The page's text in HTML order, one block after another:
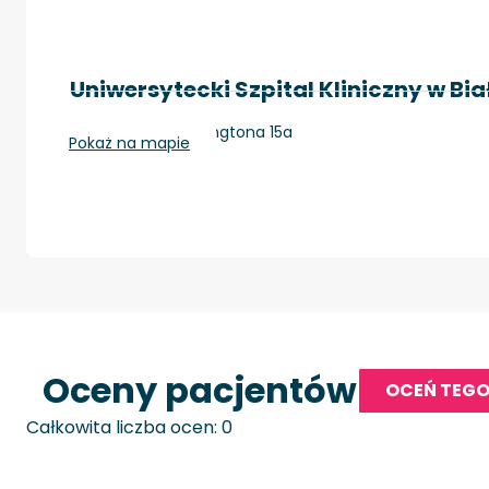
Uniwersytecki Szpital Kliniczny w
Białystok, Waszyngtona 15a
Pokaż na mapie
Oceny pacjentów
OCEŃ
Całkowita liczba ocen: 0